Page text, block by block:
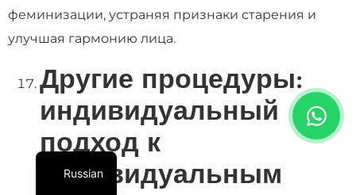
феминизации, устраняя признаки старения и
улучшая гармонию лица.
Другие процедуры:
индивидуальный
подход к
индивидуальным
Russian